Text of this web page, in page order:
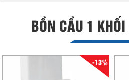
BỒN CẦU 1
-13%